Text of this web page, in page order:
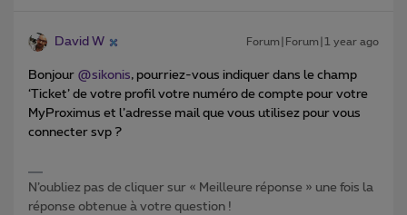
David W Forum|Forum|1 year ago
Bonjour @sikonis, pourriez-vous indiquer dans le champ
‘Ticket’ de votre profil votre numéro de compte pour votre
MyProximus et l’adresse mail que vous utilisez pour vous
connecter svp ?
N’oubliez pas de cliquer sur « Meilleure réponse » une fois la
réponse obtenue à votre question !